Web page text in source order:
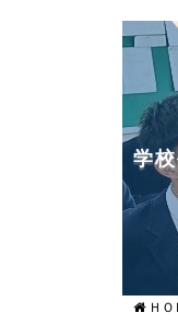
学
ＨＯ